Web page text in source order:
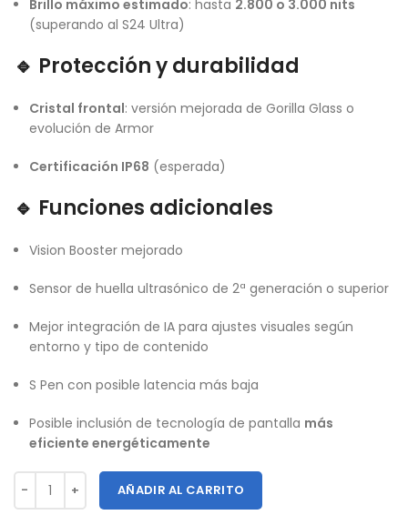
Brillo máximo estimado: hasta 2.800 o 3.000 nits
(superando al S24 Ultra)
🔹 Protección y durabilidad
Cristal frontal: versión mejorada de Gorilla Glass o
evolución de Armor
Certificación IP68 (esperada)
🔹 Funciones adicionales
Vision Booster mejorado
Sensor de huella ultrasónico de 2ª generación o superior
Mejor integración de IA para ajustes visuales según
entorno y tipo de contenido
S Pen con posible latencia más baja
Posible inclusión de tecnología de pantalla más
eficiente energéticamente
AÑADIR AL CARRITO